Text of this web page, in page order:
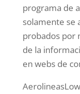
programa de
solamente se
probados por
de la
en webs de